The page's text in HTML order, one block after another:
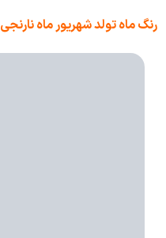
رنگ ماه تولد شهریور ماه نارنجی